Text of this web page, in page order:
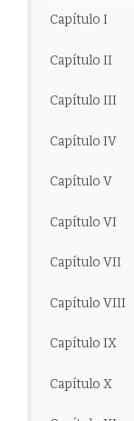
Capítulo I
Capítulo II
Capítulo III
Capítulo IV
Capítulo V
Capítulo VI
Capítulo VII
Capítulo VIII
Capítulo IX
Capítulo X